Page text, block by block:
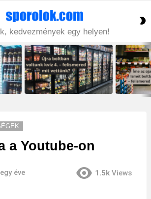
kedvezmények egy helyen!
a Youtube-on
éve 1.5k Views